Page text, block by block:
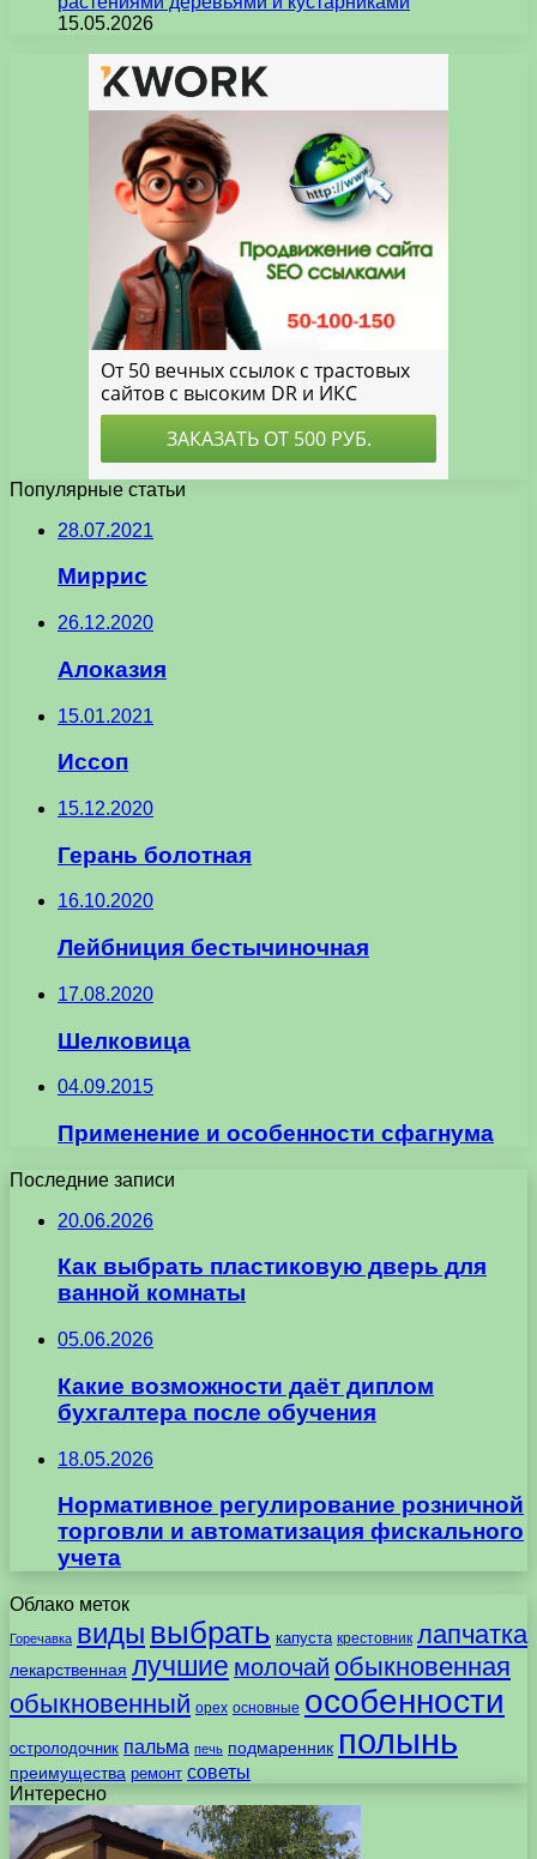
15.05.2026
Популярные статьи
28.07.2021
Миррис
26.12.2020
Алоказия
15.01.2021
Иссоп
15.12.2020
Герань болотная
16.10.2020
Лейбниция бестычиночная
17.08.2020
Шелковица
04.09.2015
Применение и особенности сфагнума
Последние записи
20.06.2026
Как выбрать пластиковую дверь для
ванной комнаты
05.06.2026
Какие возможности даёт диплом
бухгалтера после обучения
18.05.2026
Нормативное регулирование розничной
торговли и автоматизация фискального
учета
Облако меток
Горечавка виды выбрать капуста крестовник лапчатка
лекарственная лучшие молочай обыкновенная
обыкновенный орех основные особенности
остролодочник пальма печь подмаренник полынь
преимущества ремонт советы
Интересно